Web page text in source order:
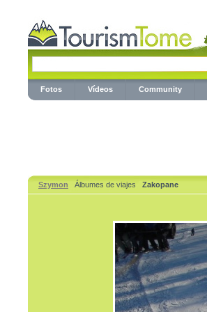
Fotos Vídeos Community
Szymon Álbumes de viajes Zakopane